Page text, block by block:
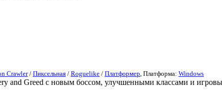
Crawler/ Пиксельная / Roguelike / Платформер , Платформа: Windows
and Greed с новым боссом, улучшенными классами и